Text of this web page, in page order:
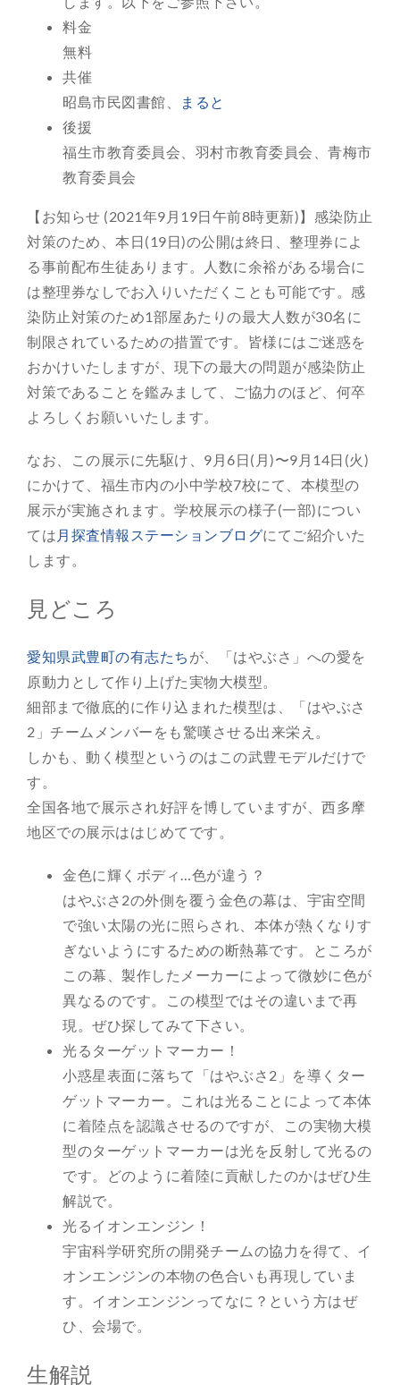
料金
無料
共催
昭島市民図書館、
まると
後援
福生市教育委員会、羽村市教育委員会、青梅市
教育委員会
【お知らせ (2021年9月19日午前8時更新)】感染防止
対策のため、本日(19日)の公開は終日、整理券によ
る事前配布生徒あります。人数に余裕がある場合に
は整理券なしでお入りいただくことも可能です。感
染防止対策のため1部屋あたりの最大人数が30名に
制限されているための措置です。皆様にはご迷惑を
おかけいたしますが、現下の最大の問題が感染防止
対策であることを鑑みまして、ご協力のほど、何卒
よろしくお願いいたします。
なお、この展示に先駆け、9月6日(月)〜9月14日(火)
にかけて、福生市内の小中学校7校にて、本模型の
展示が実施されます。学校展示の様子(一部)につい
ては 月探査情報ステーションブログにてご紹介いた
します。
見どころ
愛知県武豊町の有志たち が、「はやぶさ」への愛を
原動力として作り上げた実物大模型。
細部まで徹底的に作り込まれた模型は、「はやぶさ
2」チームメンバーをも驚嘆させる出来栄え。
しかも、動く模型というのはこの武豊モデルだけで
す。
全国各地で展示され好評を博していますが、西多摩
地区での展示ははじめてです。
金色に輝くボディ…色が違う？
はやぶさ2の外側を覆う金色の幕は、宇宙空間
で強い太陽の光に照らされ、本体が熱くなりす
ぎないようにするための断熱幕です。ところが
この幕、製作したメーカーによって微妙に色が
異なるのです。この模型ではその違いまで再
現。ぜひ探してみて下さい。
光るターゲットマーカー！
小惑星表面に落ちて「はやぶさ2」を導くター
ゲットマーカー。これは光ることによって本体
に着陸点を認識させるのですが、この実物大模
型のターゲットマーカーは光を反射して光るの
です。どのように着陸に貢献したのかはぜひ生
解説で。
光るイオンエンジン！
宇宙科学研究所の開発チームの協力を得て、イ
オンエンジンの本物の色合いも再現していま
す。イオンエンジンってなに？という方はぜ
ひ、会場で。
生解説